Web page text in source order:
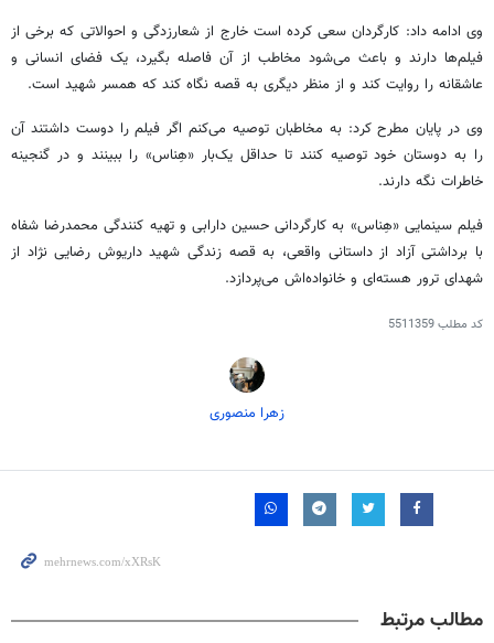
وی ادامه داد: کارگردان سعی کرده است خارج از شعارزدگی و احوالاتی که برخی از
فیلم‌ها دارند و باعث می‌شود مخاطب از آن فاصله بگیرد، یک فضای انسانی و
عاشقانه را روایت کند و از منظر دیگری به قصه نگاه کند که همسر شهید است.
وی در پایانمطرح کرد: به مخاطبان توصیه می‌کنم اگر فیلم را دوست داشتند آن
را به دوستان خود توصیه کنند تا حداقل یک‌بار «هِناس» را ببینند و در گنجینه
خاطرات نگه دارند.
فیلم سینمایی «هِناس» به کارگردانی حسیندارابی و تهیه کنندگی محمدرضا شفاه
با برداشتی آزاد از داستانی واقعی، به قصه زندگی شهید داریوش رضایی نژاد از
شهدای ترور هسته‌ای و خانواده‌اش می‌پردازد.
کد مطلب5511359
زهرا منصوری
مطالب مرتبط